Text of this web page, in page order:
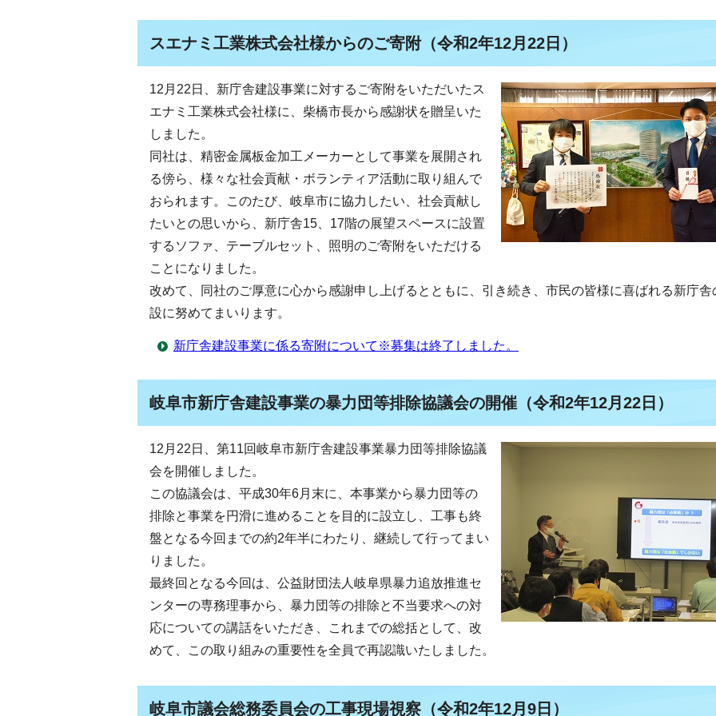
スエナミ工業株式会社様からのご寄附（令和2年12月22日）
12月22日、新庁舎建設事業に対するご寄附をいただいたス
エナミ工業株式会社様に、柴橋市長から感謝状を贈呈いた
しました。
同社は、精密金属板金加工メーカーとして事業を展開され
る傍ら、様々な社会貢献・ボランティア活動に取り組んで
おられます。このたび、岐阜市に協力したい、社会貢献し
たいとの思いから、新庁舎15、17階の展望スペースに設置
するソファ、テーブルセット、照明のご寄附をいただける
ことになりました。
改めて、同社のご厚意に心から感謝申し上げるとともに、引き続き、市民の皆様に喜ばれる新庁舎
設に努めてまいります。
新庁舎建設事業に係る寄附について※募集は終了しました。
岐阜市新庁舎建設事業の暴力団等排除協議会の開催（令和2年12月22日）
12月22日、第11回岐阜市新庁舎建設事業暴力団等排除協議
会を開催しました。
この協議会は、平成30年6月末に、本事業から暴力団等の
排除と事業を円滑に進めることを目的に設立し、工事も終
盤となる今回までの約2年半にわたり、継続して行ってまい
りました。
最終回となる今回は、公益財団法人岐阜県暴力追放推進セ
ンターの専務理事から、暴力団等の排除と不当要求への対
応についての講話をいただき、これまでの総括として、改
めて、この取り組みの重要性を全員で再認識いたしました。
岐阜市議会総務委員会の工事現場視察（令和2年12月9日）